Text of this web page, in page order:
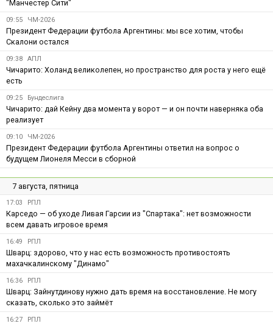
"Манчестер Сити"
09:55 ЧМ-2026
Президент Федерации футбола Аргентины: мы все хотим, чтобы
Скалони остался
09:38 АПЛ
Чичарито: Холанд великолепен, но пространство для роста у него ещё
есть
09:25 Бундеслига
Чичарито: дай Кейну два момента у ворот — и он почти наверняка оба
реализует
09:10 ЧМ-2026
Президент Федерации футбола Аргентины ответил на вопрос о
будущем Лионеля Месси в сборной
7 августа, пятница
17:03 РПЛ
Карседо — об уходе Ливая Гарсии из "Спартака": нет возможности
всем давать игровое время
16:49 РПЛ
Шварц: здорово, что у нас есть возможность противостоять
махачкалинскому "Динамо"
16:36 РПЛ
Шварц: Зайнутдинову нужно дать время на восстановление. Не могу
сказать, сколько это займёт
16:27 РПЛ